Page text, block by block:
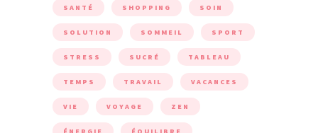
SANTÉ SHOPPING SOIN
SOLUTION SOMMEIL SPORT
STRESS SUCRÉ TABLEAU
TEMPS TRAVAIL VACANCES
VIE VOYAGE ZEN
ÉNERGIE ÉQUILIBRE